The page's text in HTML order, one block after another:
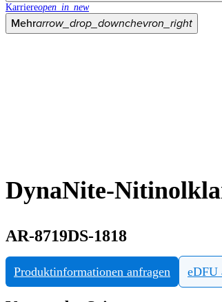
Karriereopen_in_new
Mehrarrow_drop_downchevron_right
DynaNite-
AR-8719DS-1818
Produktinformationen anfragen eDFU